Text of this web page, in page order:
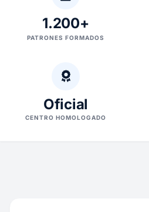
1.200+
PATRONES FORMADOS
Oficial
CENTRO HOMOLOGADO